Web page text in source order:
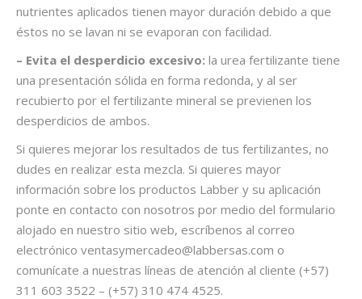
nutrientes aplicados tienen mayor duración debido a que
éstos no se lavan ni se evaporan con facilidad.
– Evita el desperdicio excesivo: la urea fertilizante tiene
una presentación sólida en forma redonda, y al ser
recubierto por el fertilizante mineral se previenen los
desperdicios de ambos.
Si quieres mejorar los resultados de tus fertilizantes, no
dudes en realizar esta mezcla. Si quieres mayor
información sobre los productos Labber y su aplicación
ponte en contacto con nosotros por medio del formulario
alojado en nuestro sitio web, escríbenos al correo
electrónico ventasymercadeo@labbersas.com o
comunícate a nuestras líneas de atención al cliente (+57)
311 603 3522 – (+57) 310 474 4525.